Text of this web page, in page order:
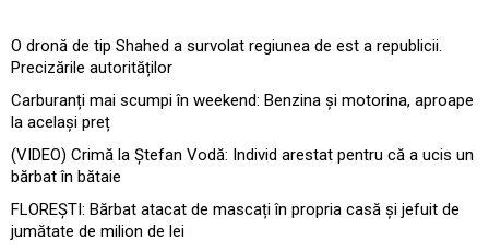
O dronă de tip Shahed a survolat regiunea de est a republicii.
Precizările autorităților
Carburanți mai scumpi în weekend: Benzina și motorina, aproape
la același preț
(VIDEO) Crimă la Ștefan Vodă: Individ arestat pentru că a ucis un
bărbat în bătaie
FLOREȘTI: Bărbat atacat de mascați în propria casă și jefuit de
jumătate de milion de lei